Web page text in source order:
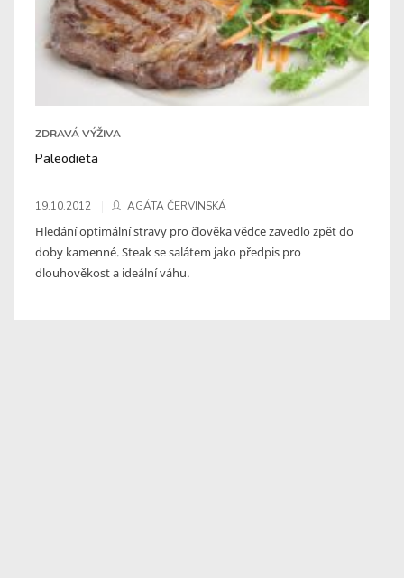
ZDRAVÁ VÝŽIVA
Paleodieta
19.10.2012 AGÁTA ČERVINSKÁ
Hledání optimální stravy pro člověka vědce zavedlo zpět do
doby kamenné. Steak se salátem jako předpis pro
dlouhověkost a ideální váhu.